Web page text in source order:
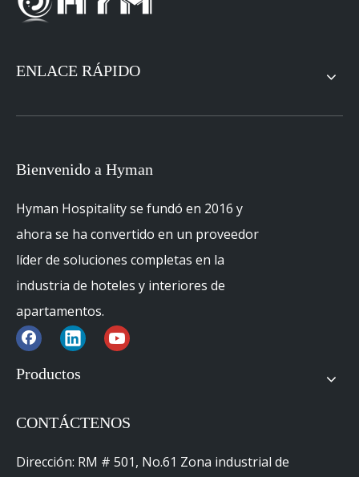
ENLACE RÁPIDO
Bienvenido a Hyman
Hyman Hospitality se fundó en 2016 y
ahora se ha convertido en un proveedor
líder de soluciones completas en la
industria de hoteles y interiores de
apartamentos.
Productos
CONTÁCTENOS
Dirección: RM # 501, No.61 Zona industrial de